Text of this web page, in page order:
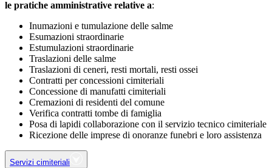
le pratiche amministrative relative a:
Inumazioni e tumulazione delle salme
Esumazioni straordinarie
Estumulazioni straordinarie
Traslazioni delle salme
Traslazioni di ceneri, resti mortali, resti ossei
Contratti per concessioni cimiteriali
Concessione di manufatti cimiteriali
Cremazioni di residenti del comune
Verifica contratti tombe di famiglia
Posa di lapidi collaborazione con il servizio tecnico cimiteriale
Ricezione delle imprese di onoranze funebri e loro assistenza
Servizi cimiteriali